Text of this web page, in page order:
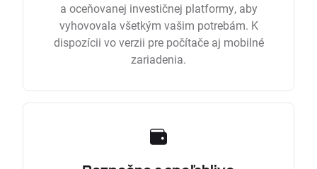
a oceňovanej investičnej platformy, aby
vyhovovala všetkým vašim potrebám. K
dispozícii vo verzii pre počítače aj mobilné
zariadenia.